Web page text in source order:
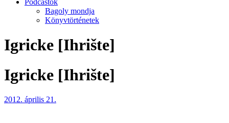
Podcastok
Bagoly mondja
Könyvtörténetek
Igricke [Ihrište]
Igricke [Ihrište]
2012. április 21.